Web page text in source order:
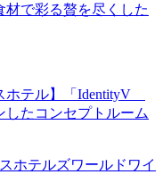
材で彩る贅を尽くした
ホテル】「IdentityV
たコンセプトルーム
ホテルズワールドワイ